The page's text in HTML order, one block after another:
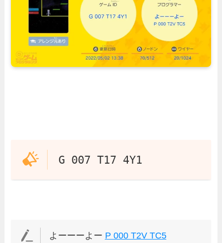
G 007 T17 4Y1
よーーーよー P 000 T2V TC5